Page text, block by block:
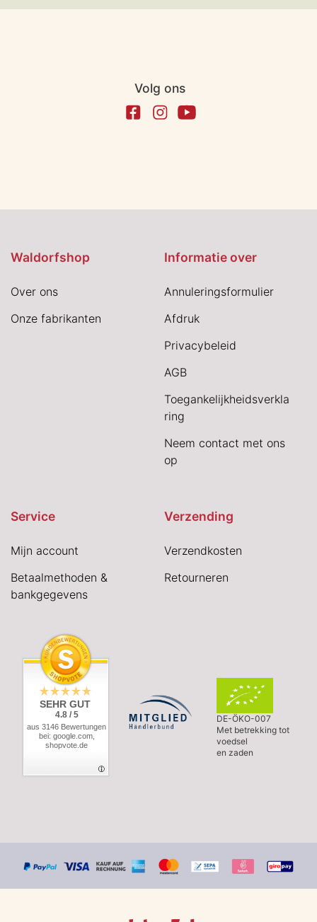
Volg ons
Waldorfshop
Over ons
Onze fabrikanten
Informatie over
Annuleringsformulier
Afdruk
Privacybeleid
AGB
Toegankelijkheidsverkla
ring
Neem contact met ons
op
Service
Mijn account
Betaalmethoden &
bankgegevens
Verzending
Verzendkosten
Retourneren
SEHR GUT
4.8 / 5
aus 3146 Bewertungen
bei: google.com,
shopvote.de
DE-ÖKO-007
Met betrekking tot
voedsel
en zaden